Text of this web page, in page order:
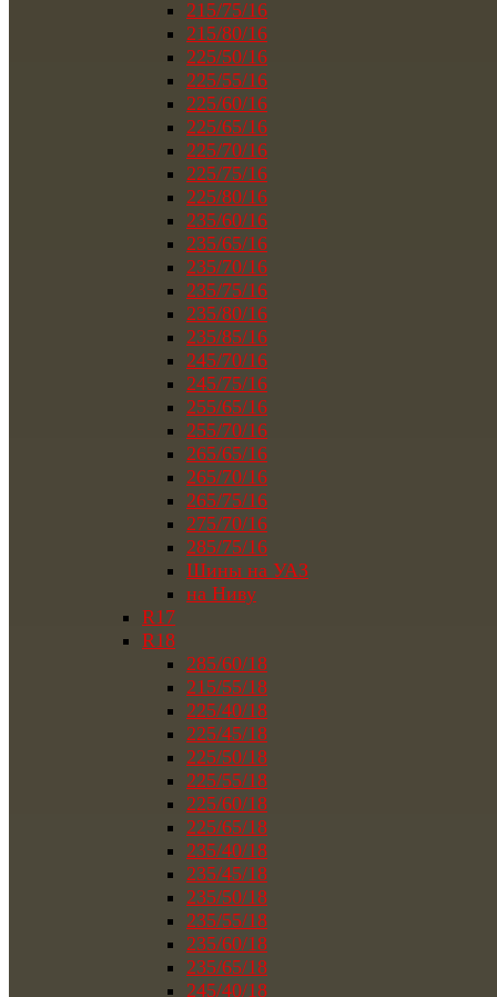
215/75/16
215/80/16
225/50/16
225/55/16
225/60/16
225/65/16
225/70/16
225/75/16
225/80/16
235/60/16
235/65/16
235/70/16
235/75/16
235/80/16
235/85/16
245/70/16
245/75/16
255/65/16
255/70/16
265/65/16
265/70/16
265/75/16
275/70/16
285/75/16
Шины на УАЗ
на Ниву
R17
R18
285/60/18
215/55/18
225/40/18
225/45/18
225/50/18
225/55/18
225/60/18
225/65/18
235/40/18
235/45/18
235/50/18
235/55/18
235/60/18
235/65/18
245/40/18